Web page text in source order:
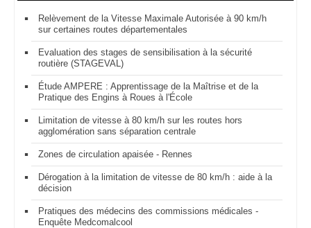
Relèvement de la Vitesse Maximale Autorisée à 90 km/h
sur certaines routes départementales
Evaluation des stages de sensibilisation à la sécurité
routière (STAGEVAL)
Étude AMPERE : Apprentissage de la Maîtrise et de la
Pratique des Engins à Roues à l'École
Limitation de vitesse à 80 km/h sur les routes hors
agglomération sans séparation centrale
Zones de circulation apaisée - Rennes
Dérogation à la limitation de vitesse de 80 km/h : aide à la
décision
Pratiques des médecins des commissions médicales -
Enquête Medcomalcool